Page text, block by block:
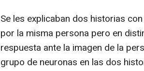
Se les explicaban dos historias
por la misma persona pero en
respuesta ante la imagen de la
grupo de neuronas en las dos